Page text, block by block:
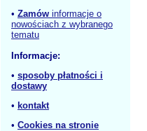
• Zamów informacje o
nowościach z wybranego
tematu
Informacje:
• sposoby płatności i
dostawy
• kontakt
• Cookies na stronie